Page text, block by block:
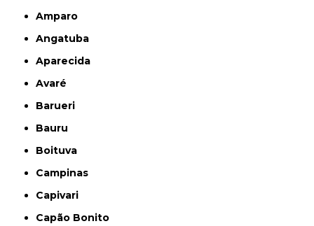
Amparo
Angatuba
Aparecida
Avaré
Barueri
Bauru
Boituva
Campinas
Capivari
Capão Bonito